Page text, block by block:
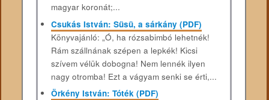
magyar koronát;...
Csukás István: Süsü, a sárkány (PDF)
Könyvajánló: „Ó, ha rózsabimbó lehetnék!
Rám szállnának szépen a lepkék! Kicsi
szívem vélük dobogna! Nem lennék ilyen
nagy otromba! Ezt a vágyam senki se érti,...
Örkény István: Tóték (PDF)